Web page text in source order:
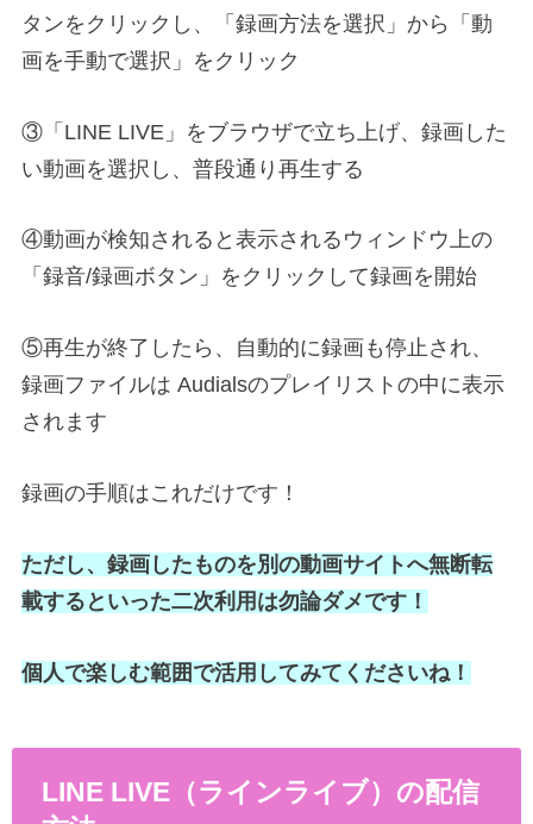
タンをクリックし、「録画方法を選択」から「動
画を手動で選択」をクリック
③「LINE LIVE」をブラウザで立ち上げ、録画した
い動画を選択し、普段通り再生する
④動画が検知されると表示されるウィンドウ上の
「録音/録画ボタン」をクリックして録画を開始
⑤再生が終了したら、自動的に録画も停止され、
録画ファイルは Audialsのプレイリストの中に表示
されます
録画の手順はこれだけです！
ただし、録画したものを別の動画サイトへ無断転
載するといった二次利用は勿論ダメです！
個人で楽しむ範囲で活用してみてくださいね！
LINE LIVE（ラインライブ）の配信